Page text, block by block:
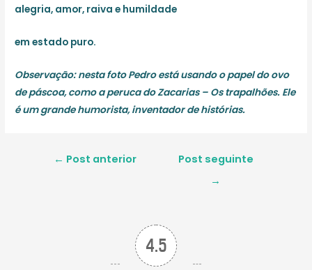
alegria, amor, raiva e humildade
em estado puro.
Observação: nesta foto Pedro está usando o papel do ovo
de páscoa, como a peruca do Zacarias – Os trapalhões. Ele
é um grande humorista, inventador de histórias.
Navegação
← Post anterior
Post seguinte
→
4.5